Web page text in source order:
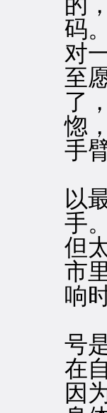
码
对
至
了
惚
手
以
手
但
市
响
号
在
因